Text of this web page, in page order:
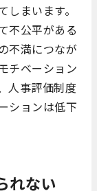
まいます。
不公平がある
不満につなが
チベーション
人事評価制度
ションは低下
れない